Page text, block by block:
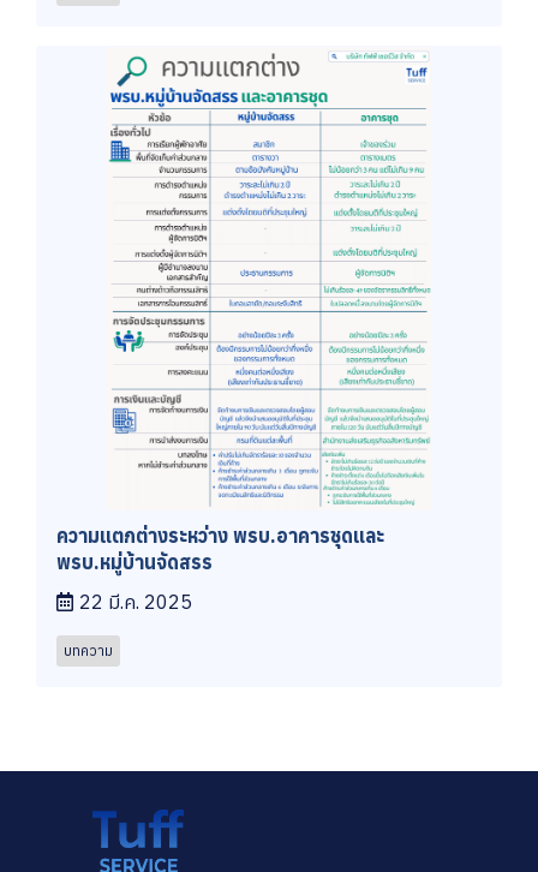
ความแตกต่างระหว่าง พรบ.อาคารชุดและ
พรบ.หมู่บ้านจัดสรร
22 มี.ค. 2025
บทความ